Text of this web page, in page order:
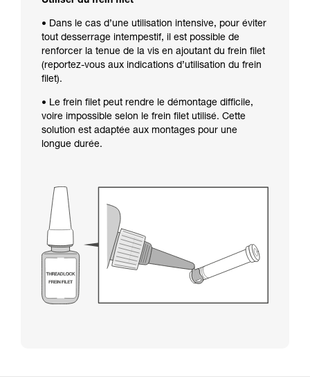
• Dans le cas d’une utilisation intensive, pour éviter
tout desserrage intempestif, il est possible de
renforcer la tenue de la vis en ajoutant du frein filet
(reportez-vous aux indications d’utilisation du frein
filet).
• Le frein filet peut rendre le démontage difficile,
voire impossible selon le frein filet utilisé. Cette
solution est adaptée aux montages pour une
longue durée.